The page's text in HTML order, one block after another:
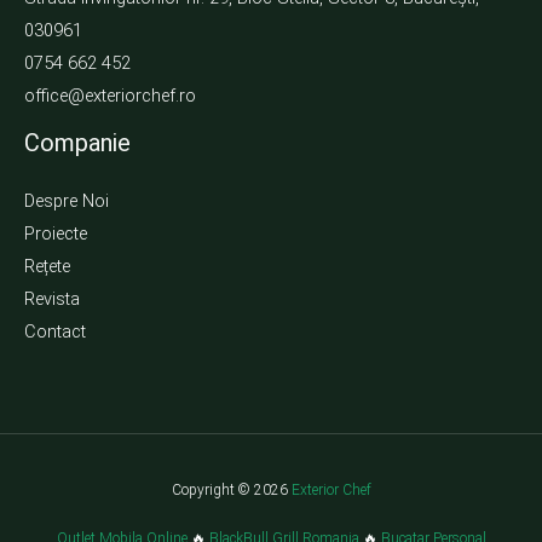
030961
0754 662 452
office@exteriorchef.ro
Companie
Despre Noi
Proiecte
Rețete
Revista
Contact
Copyright © 2026 Exterior Chef
Outlet Mobila Online🔥 BlackBull Grill Romania 🔥 Bucatar Personal